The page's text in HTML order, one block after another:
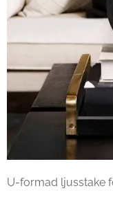
U-formad ljusstake